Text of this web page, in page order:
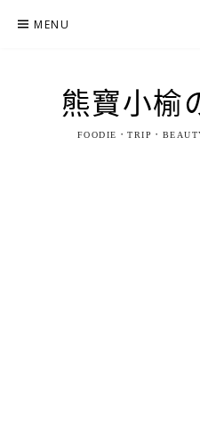
MENU
熊寶小榆
FOODIE．TRIP．